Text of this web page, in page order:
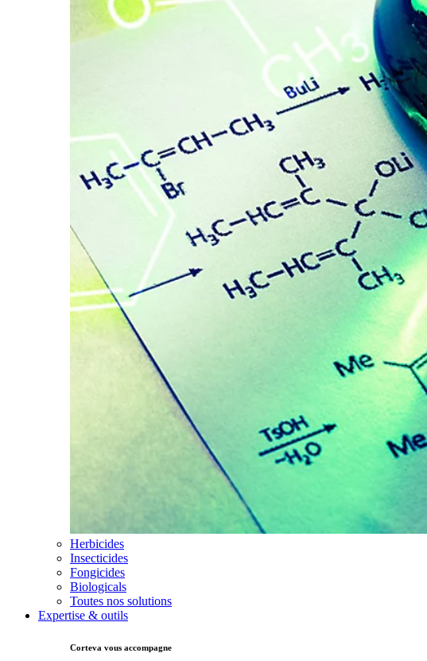
Herbicides
Insecticides
Fongicides
Biologicals
Toutes nos solutions
Expertise & outils
Corteva vous accompagne